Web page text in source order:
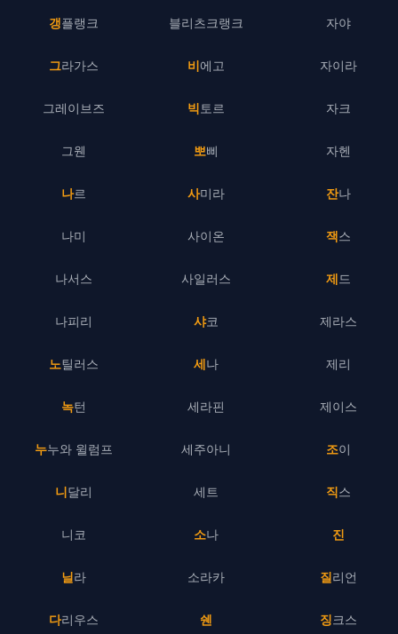
갱플랭크
그라가스
그레이브즈
그웬
나르
나미
나서스
나피리
노틸러스
녹턴
누누와 윌럼프
니달리
니코
닐라
다리우스
블리츠크랭크
비에고
빅토르
뽀삐
사미라
사이온
사일러스
샤코
세나
세라핀
세주아니
세트
소나
소라카
쉔
자야
자이라
자크
자헨
잔나
잭스
제드
제라스
제리
제이스
조이
직스
진
질리언
징크스